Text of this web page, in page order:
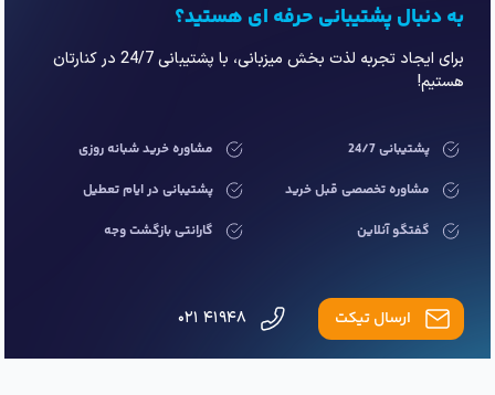
به دنبال پشتیبانی حرفه ای هستید؟
برای ایجاد تجربه لذت بخش میزبانی، با پشتیبانی 24/7 در کنارتان
هستیم!
پشتیبانی 24/7
مشاوره خرید شبانه روزی
مشاوره تخصصی قبل خرید
پشتیبانی در ایام تعطیل
گفتگو آنلاین
گارانتی بازگشت وجه
ارسال تیکت